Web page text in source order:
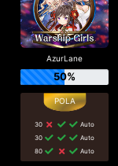
AzurLane
50%
30
Auto
30
Auto
80
Auto